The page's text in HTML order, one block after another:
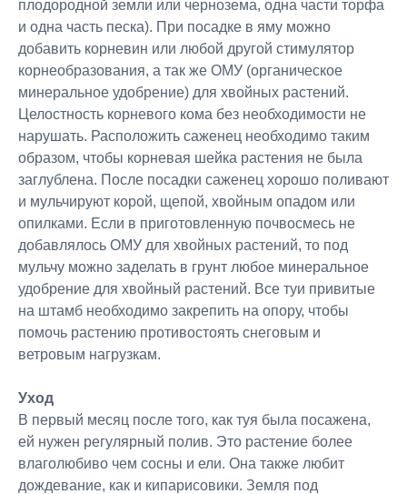
плодородной земли или чернозема, одна части торфа
и одна часть песка). При посадке в яму можно
добавить корневин или любой другой стимулятор
корнеобразования, а так же ОМУ (органическое
минеральное удобрение) для хвойных растений.
Целостность корневого кома без необходимости не
нарушать. Расположить саженец необходимо таким
образом, чтобы корневая шейка растения не была
заглублена. После посадки саженец хорошо поливают
и мульчируют корой, щепой, хвойным опадом или
опилками. Если в приготовленную почвосмесь не
добавлялось ОМУ для хвойных растений, то под
мульчу можно заделать в грунт любое минеральное
удобрение для хвойный растений. Все туи привитые
на штамб необходимо закрепить на опору, чтобы
помочь растению противостоять снеговым и
ветровым нагрузкам.
Уход
В первый месяц после того, как туя была посажена,
ей нужен регулярный полив. Это растение более
влаголюбиво чем сосны и ели. Она также любит
дождевание, как и кипарисовики. Земля под